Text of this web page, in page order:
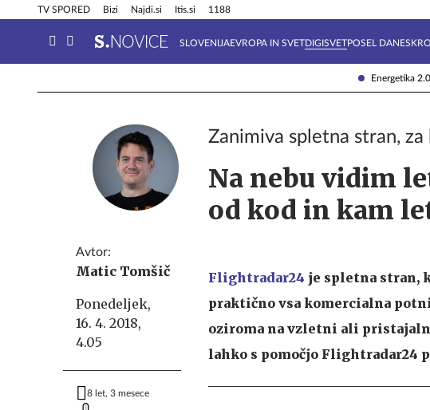
Energetika 2.0
TV SPORED Bizi Najdi.si Itis.si 1188
SLOVENIJAEVROPA IN SVETDIGISVETPOSEL DANES
Info in obvestila Tehnik
Avtor:
Matic Tomšič
Ponedeljek,
16. 4. 2018,
4.05
8 let, 3 mesece
Zanimiva spletna stran,
Na nebu vidim
od kod in kam
Flightradar24 je spletna stran,
praktično vsa komercialna
oziroma na vzletni ali
lahko s pomočjo Flightradar24